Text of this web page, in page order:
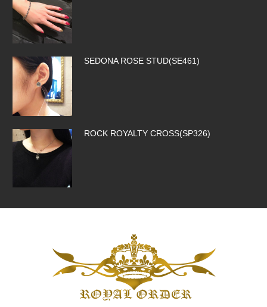
SEDONA ROSE STUD(SE461)
ROCK ROYALTY CROSS(SP326)
SMALL CORONATION CROSS W/ CZ(S…